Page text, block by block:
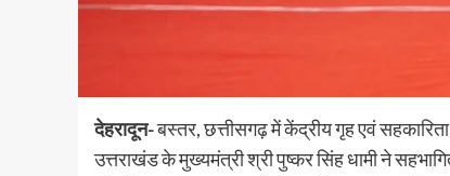
देहरादून-बस्तर, छत्तीसगढ़ में केंद्रीय गृह एवं
उत्तराखंड के मुख्यमंत्री श्री पुष्कर सिंह धामी ने